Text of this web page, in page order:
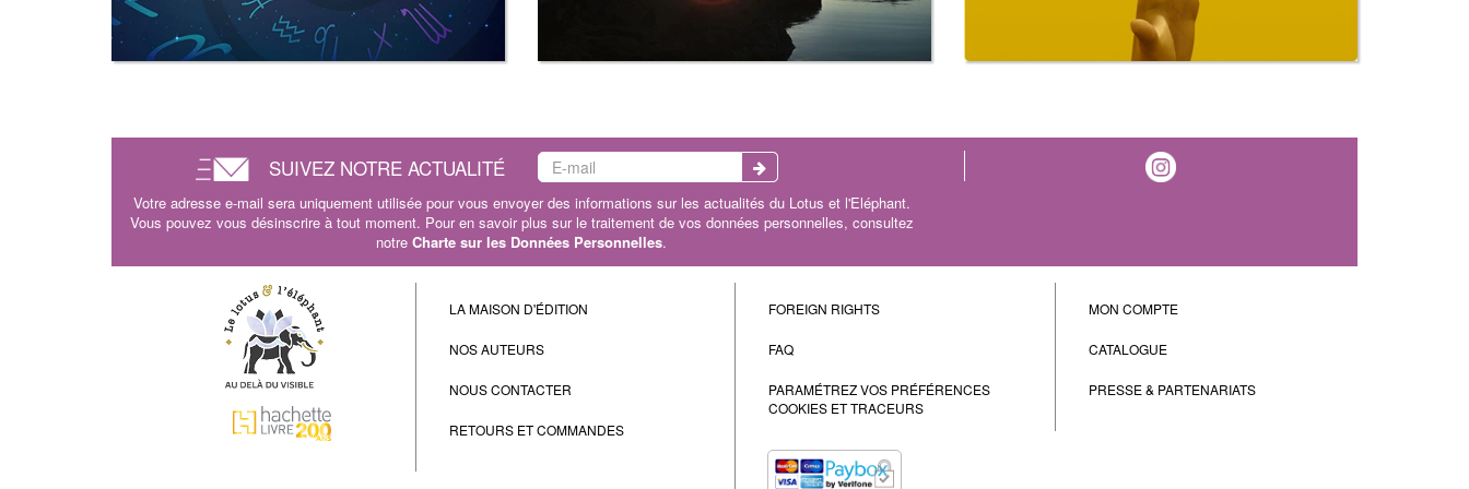
SUIVEZ NOTRE ACTUALITÉ
Votre adresse e-mail sera uniquement utilisée pour vous envoyer des informations sur les actualités du Lotus et l'Eléphant.
Vous pouvez vous désinscrire à tout moment. Pour en savoir plus sur le traitement de vos données personnelles, consultez
notre Charte sur les Données Personnelles.
LA MAISON D'ÉDITION
NOS AUTEURS
NOUS CONTACTER
RETOURS ET COMMANDES
FOREIGN RIGHTS
FAQ
PARAMÉTREZ VOS PRÉFÉRENCES
COOKIES ET TRACEURS
MON COMPTE
CATALOGUE
PRESSE & PARTENARIATS